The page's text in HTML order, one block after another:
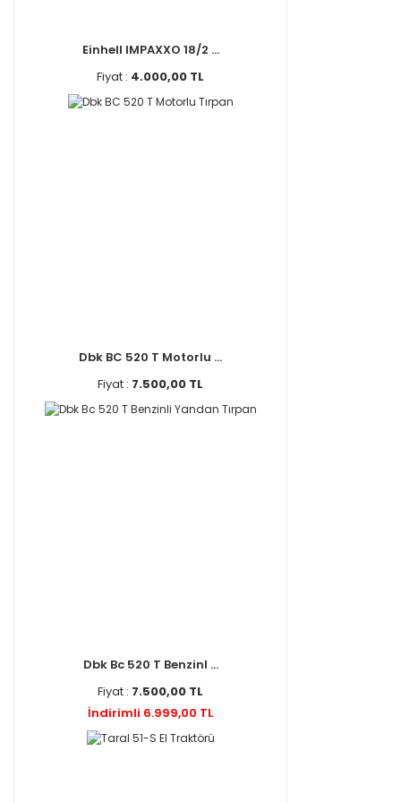
Einhell IMPAXXO 18/2 ...
Fiyat : 4.000,00 TL
Dbk BC 520 T Motorlu ...
Fiyat : 7.500,00 TL
Dbk Bc 520 T Benzinl ...
Fiyat : 7.500,00 TL
İndirimli 6.999,00 TL